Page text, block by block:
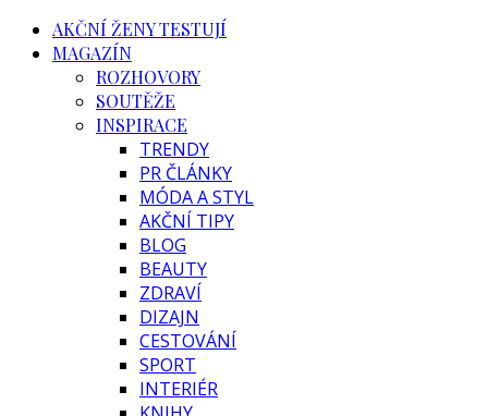
AKČNÍ ŽENY TESTUJÍ
MAGAZÍN
ROZHOVORY
SOUTĚŽE
INSPIRACE
TRENDY
PR ČLÁNKY
MÓDA A STYL
AKČNÍ TIPY
BLOG
BEAUTY
ZDRAVÍ
DIZAJN
CESTOVÁNÍ
SPORT
INTERIÉR